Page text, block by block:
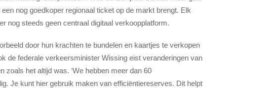
nog goedkoper regionaal ticket op de markt brengt. Elk
nog steeds geen centraal digitaal verkoopplatform.
door hun krachten te bundelen en kaartjes te verkopen
de federale verkeersminister Wissing eist veranderingen van
zoals het altijd was. ‘We hebben meer dan 60
Je kunt hier gebruik maken van efficiëntiereserves. Dit helpt